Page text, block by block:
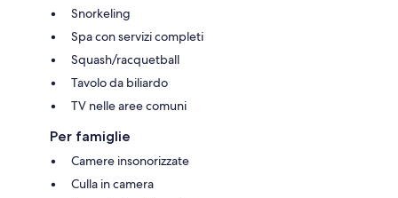
Snorkeling
Spa con servizi completi
Squash/racquetball
Tavolo da biliardo
TV nelle aree comuni
Per famiglie
Camere insonorizzate
Culla in camera